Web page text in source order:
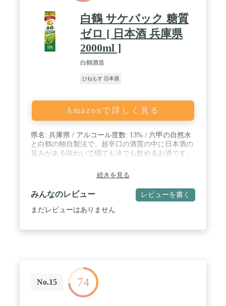
白鶴 サケパック 糖質
ゼロ [ 日本酒 兵庫県
2000ml ]
白鶴酒造
ひねもす 日本酒
Amazonで詳しく見る
県名: 兵庫県 / アルコール度数: 13% / 六甲の自然水
と白鶴の独自製法で、超辛口の酒質の中に日本酒の
旨みがある味わいで燗でも冷でも飲めるお酒です。
続きを見る
みんなのレビュー レビューを書く
まだレビューはありません
No.15 74